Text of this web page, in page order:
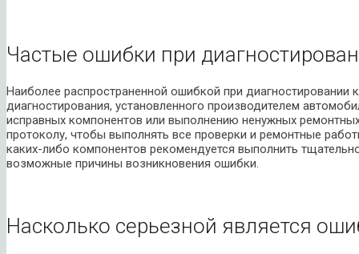
Частые ошибки при
Наиболее распространенной ошибкой при диагностировании
диагностирования, установленного производителем
исправных компонентов или выполнению ненужных
протоколу, чтобы выполнять все проверки и ремонтные
каких-либо компонентов рекомендуется выполнить
возможные причины возникновения ошибки.
Насколько серьезной является